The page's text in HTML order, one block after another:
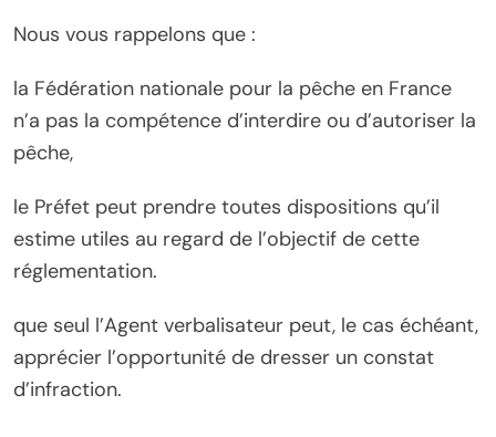
Nous vous rappelons que :
la Fédération nationale pour la pêche en France
n’a pas la compétence d’interdire ou d’autoriser la
pêche,
le Préfet peut prendre toutes dispositions qu’il
estime utiles au regard de l’objectif de cette
réglementation.
que seul l’Agent verbalisateur peut, le cas échéant,
apprécier l’opportunité de dresser un constat
d’infraction.